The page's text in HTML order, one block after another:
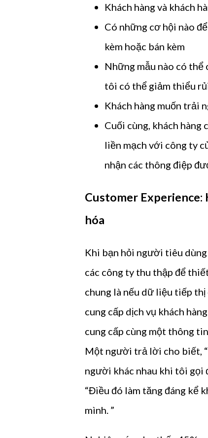
Khách hàng và khách
Có những cơ hội nào
kèm hoặc bán kèm
Những mẫu nào có thể
tôi có thể giảm thiểu
Khách hàng muốn trải
Cuối cùng, khách
liền mạch với công ty
nhận các thông điệp
Customer Experience:
hóa
Khi bạn hỏi người tiêu
các công ty thu thập để
chung là nếu dữ liệu tiếp thị
cung cấp dịch vụ khách
cung cấp cùng một thông
Một người trả lời cho biết,
người khác nhau khi tôi gọi
“Điều đó làm tăng đáng kể
mình. ”